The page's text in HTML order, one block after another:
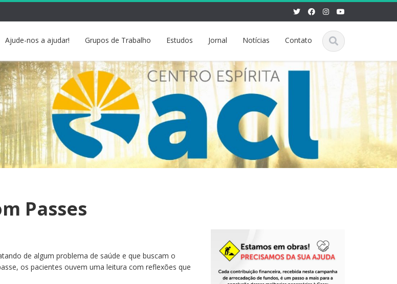
Ajude-nos a ajudar! Grupos de Trabalho Estudos Jornal Notícias Contato
Passes
de algum problema de saúde e que buscam o
os pacientes ouvem uma leitura com reflexões que